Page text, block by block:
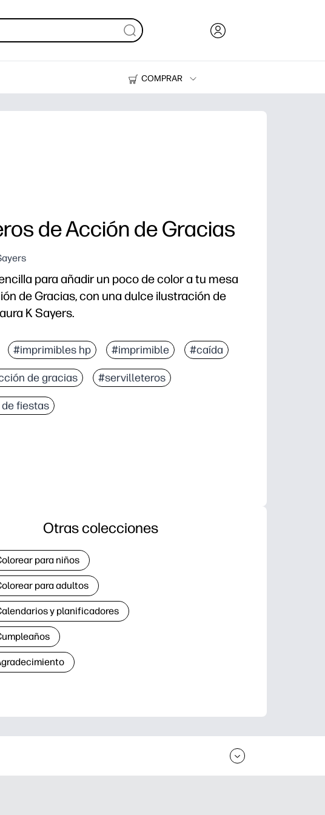
COMPRAR
Impresoras
de Acción de Gracias
para añadir un poco de color a tu mesa
de Gracias, con una dulce ilustración de
K Sayers.
y envuelva: obtendrá servilleteros instantáneos sin
niños ocupados antes de cenar, incluida la práctica motora
cada anillo con nombres para colocarlos de manera
lisas: eleva tu mesa sin tener que comprar más.
#imprimibles hp #imprimible #caída
de gracias #servilleteros
fiestas
Otras colecciones
para niños
para adultos
y planificadores